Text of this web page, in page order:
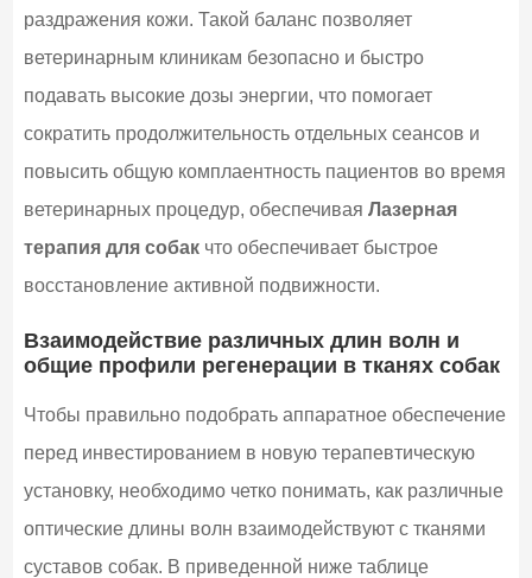
раздражения кожи. Такой баланс позволяет
ветеринарным клиникам безопасно и быстро
подавать высокие дозы энергии, что помогает
сократить продолжительность отдельных сеансов и
повысить общую комплаентность пациентов во время
ветеринарных процедур, обеспечивая Лазерная
терапия для собакчто обеспечивает быстрое
восстановление активной подвижности.
Взаимодействие различных длин волн и
общие профили регенерации в тканях собак
Чтобы правильно подобрать аппаратное обеспечение
перед инвестированием в новую терапевтическую
установку, необходимо четко понимать, как различные
оптические длины волн взаимодействуют с тканями
суставов собак. В приведенной ниже таблице